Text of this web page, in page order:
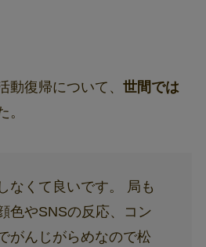
動復帰について、 世間では
。
なくて良いです。 局も
色やSNSの反応、コン
がんじがらめなので松